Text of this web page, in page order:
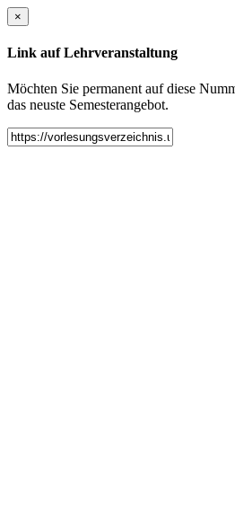
×
Link auf Lehrveranstaltung
Möchten Sie permanent auf diese
das neuste Semesterangebot.